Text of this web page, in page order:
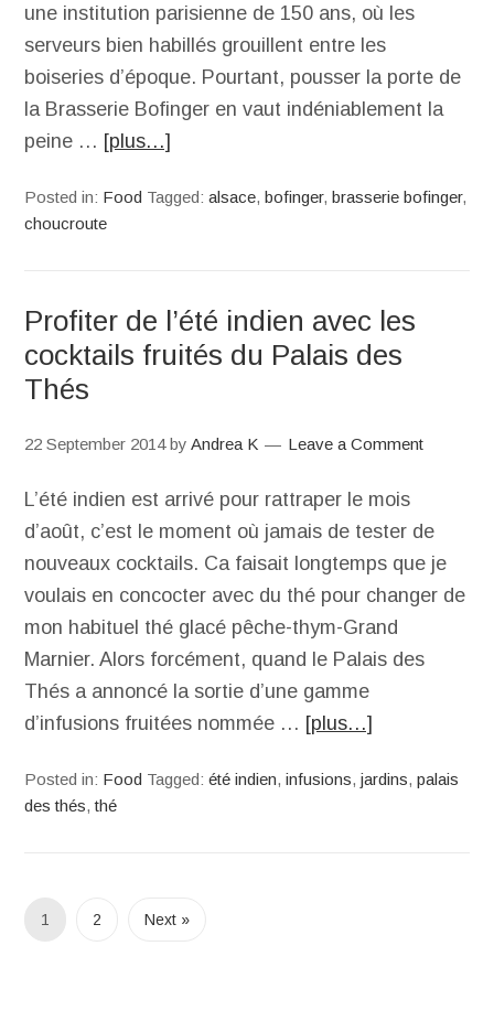
une institution parisienne de 150 ans, où les
serveurs bien habillés grouillent entre les
boiseries d’époque. Pourtant, pousser la porte de
la Brasserie Bofinger en vaut indéniablement la
peine … [plus…]
Posted in: Food Tagged:alsace,bofinger,brasserie bofinger,
choucroute
Profiter de l’été indien avec les
cocktails fruités du Palais des
Thés
22 September 2014 byAndrea K Leave a Comment
L’été indien est arrivé pour rattraper le mois
d’août, c’est le moment où jamais de tester de
nouveaux cocktails. Ca faisait longtemps que je
voulais en concocter avec du thé pour changer de
mon habituel thé glacé pêche-thym-Grand
Marnier. Alors forcément, quand le Palais des
Thés a annoncé la sortie d’une gamme
d’infusions fruitées nommée … [plus…]
Posted in: Food Tagged:été indien,infusions,jardins,palais
des thés,thé
1 2 Next »